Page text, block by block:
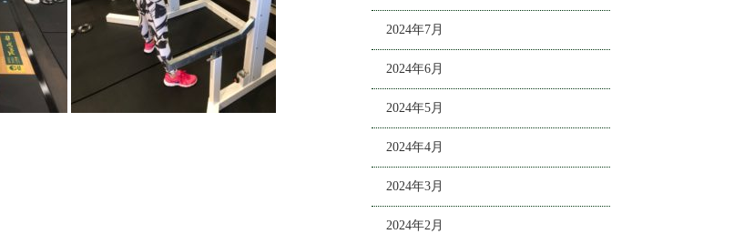
2024年7月
2024年6月
2024年5月
2024年4月
2024年3月
2024年2月